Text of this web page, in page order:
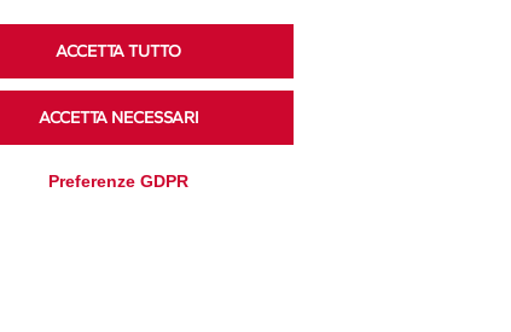
Accedi alla sezione
ACCETTA TUTTO
ACCETTA NECESSARI
Preferenze GDPR